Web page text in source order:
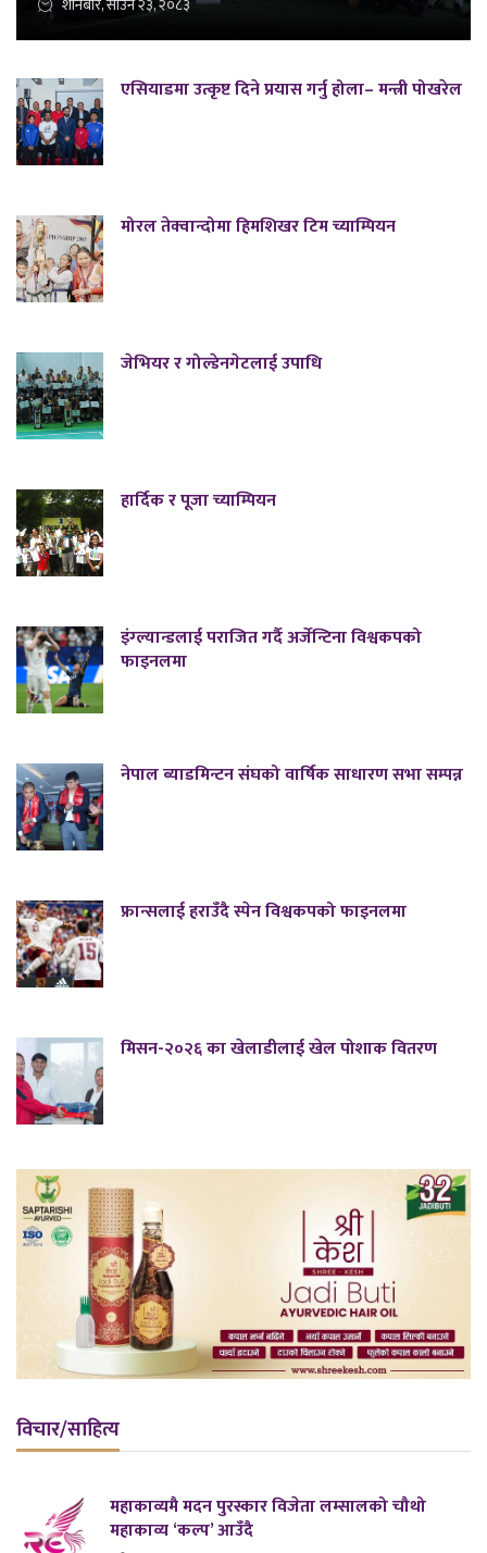
एसियाडमा उत्कृष्ट दिने प्रयास गर्नु होला– मन्त्री पोखरेल
मोरल तेक्वान्दोमा हिमशिखर टिम च्याम्पियन
जेभियर र गोल्डेनगेटलाई उपाधि
हार्दिक र पूजा च्याम्पियन
इंग्ल्यान्डलाई पराजित गर्दै अर्जेन्टिना विश्वकपको
फाइनलमा
नेपाल ब्याडमिन्टन संघको वार्षिक साधारण सभा सम्पन्न
फ्रान्सलाई हराउँदै स्पेन विश्वकपको फाइनलमा
मिसन-२०२६ का खेलाडीलाई खेल पोशाक वितरण
विचार/साहित्य
महाकाव्यमै मदन पुरस्कार विजेता लम्सालको चौथो
महाकाव्य ‘कल्प’ आउँदै